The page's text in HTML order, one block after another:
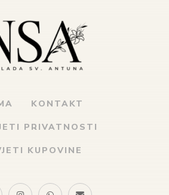
KONTAKT
PRIVATNOSTI
KUPOVINE